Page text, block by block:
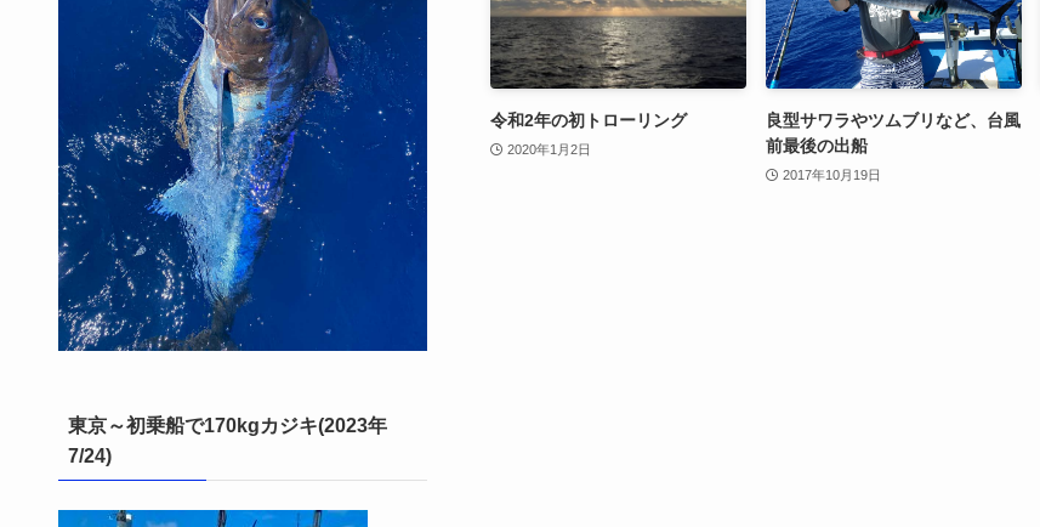
令和2年の初トローリング
2020年1月2日
良型サワラやツムブリなど、台風
前最後の出船
2017年10月19日
東京～初乗船で170kgカジキ(2023年
7/24)